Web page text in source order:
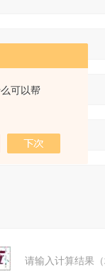
可以帮
请输入计算结果